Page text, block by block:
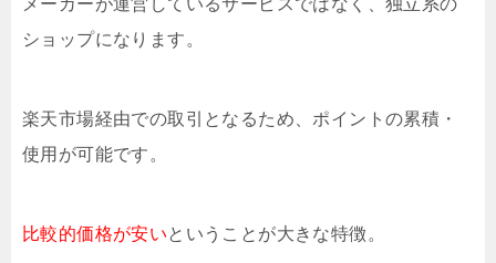
メーカーが運営しているサービスではなく、独立系の
ショップになります。
楽天市場経由での取引となるため、ポイントの累積・
使用が可能です。
比較的価格が安いということが大きな特徴。